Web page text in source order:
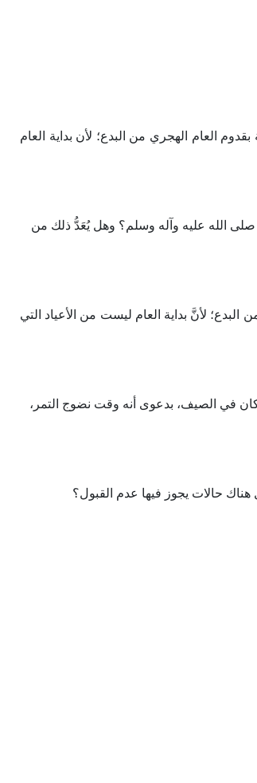
العام الهجري من البدع؛ لأن بداية العام
الله عليه وآله وسلم؟ وهل يُعَدُّ ذلك من
لأنَّ بداية العام ليست من الأعياد التي
في الصيف، بدعوى أنه وقت نضوج التمر،
حالات يجوز فيها عدم القبول؟